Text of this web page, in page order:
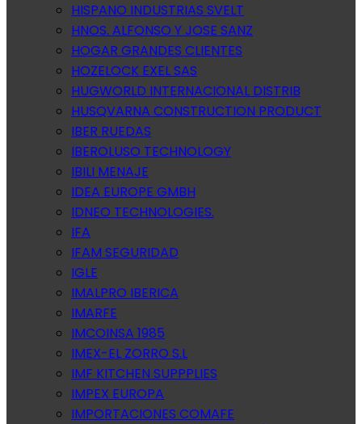
HISPANO INDUSTRIAS SVELT
HNOS. ALFONSO Y JOSE SANZ
HOGAR GRANDES CLIENTES
HOZELOCK EXEL SAS
HUGWORLD INTERNACIONAL DISTRIB
HUSQVARNA CONSTRUCTION PRODUCT
IBER RUEDAS
IBEROLUSO TECHNOLOGY
IBILI MENAJE
IDEA EUROPE GMBH
IDNEO TECHNOLOGIES.
IFA
IFAM SEGURIDAD
IGLE
IMALPRO IBERICA
IMARFE
IMCOINSA 1985
IMEX-EL ZORRO S.L
IMF KITCHEN SUPPPLIES
IMPEX EUROPA
IMPORTACIONES COMAFE